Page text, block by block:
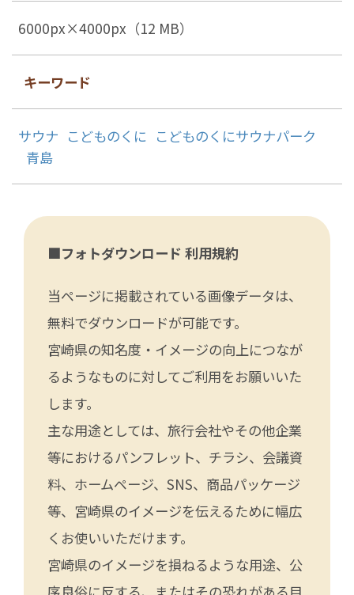
6000px×4000px（12 MB）
キーワード
サウナ こどものくに こどものくにサウナパーク
青島
■フォトダウンロード 利用規約
当ページに掲載されている画像データは、
無料でダウンロードが可能です。
宮崎県の知名度・イメージの向上につなが
るようなものに対してご利用をお願いいた
します。
主な用途としては、旅行会社やその他企業
等におけるパンフレット、チラシ、会議資
料、ホームページ、SNS、商品パッケージ
等、宮崎県のイメージを伝えるために幅広
くお使いいただけます。
宮崎県のイメージを損ねるような用途、公